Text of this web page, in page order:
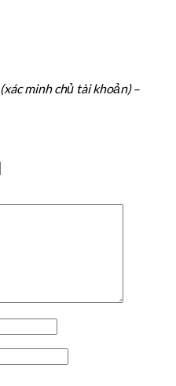
(xác minh chủ tài khoản) –